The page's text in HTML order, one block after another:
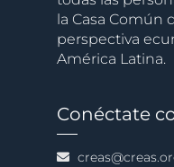
la Casa Común
perspectiva
América Latina.
Conéctate